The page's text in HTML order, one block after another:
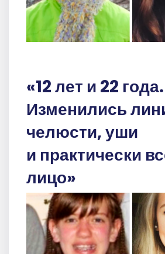
«12 лет и 22 года.
Изменились
челюсти, уши
и практически
лицо»